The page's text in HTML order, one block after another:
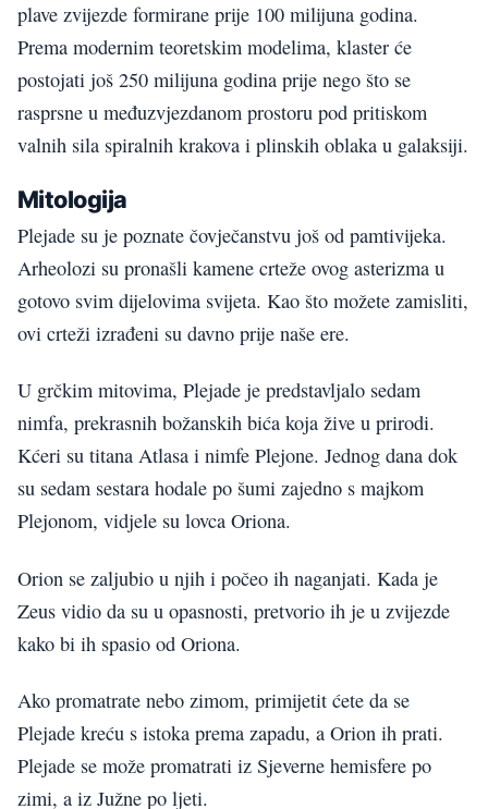
plave zvijezde formirane prije 100 milijuna godina.
Prema modernim teoretskim modelima, klaster će
postojati još 250 milijuna godina prije nego što se
rasprsne u međuzvjezdanom prostoru pod pritiskom
valnih sila spiralnih krakova i plinskih oblaka u galaksiji.
Mitologija
Plejade su je poznate čovječanstvu još od pamtivijeka.
Arheolozi su pronašli kamene crteže ovog asterizma u
gotovo svim dijelovima svijeta. Kao što možete zamisliti,
ovi crteži izrađeni su davno prije naše ere.
U grčkim mitovima, Plejade je predstavljalo sedam
nimfa, prekrasnih božanskih bića koja žive u prirodi.
Kćeri su titana Atlasa i nimfe Plejone. Jednog dana dok
su sedam sestara hodale po šumi zajedno s majkom
Plejonom, vidjele su lovca Oriona.
Orion se zaljubio u njih i počeo ih naganjati. Kada je
Zeus vidio da su u opasnosti, pretvorio ih je u zvijezde
kako bi ih spasio od Oriona.
Ako promatrate nebo zimom, primijetit ćete da se
Plejade kreću s istoka prema zapadu, a Orion ih prati.
Plejade se može promatrati iz Sjeverne hemisfere po
zimi, a iz Južne po ljeti.